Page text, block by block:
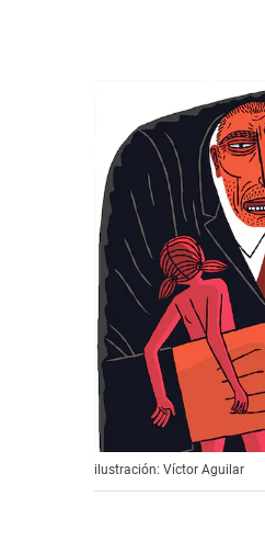
ilustración: Víctor Aguilar